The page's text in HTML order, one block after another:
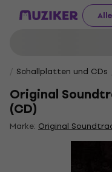
Schallplatten und CDs
Original
(CD)
Marke: Original